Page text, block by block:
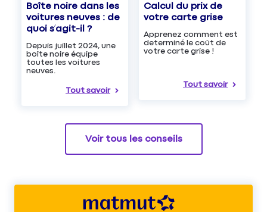
Boîte noire dans les
voitures neuves : de
quoi s’agit-il ?
Depuis juillet 2024, une
boîte noire équipe
toutes les voitures
neuves.
Tout savoir
Calcul du prix de
votre carte grise
Apprenez comment est
determiné le coût de
votre carte grise !
Tout savoir
Voir tous les conseils